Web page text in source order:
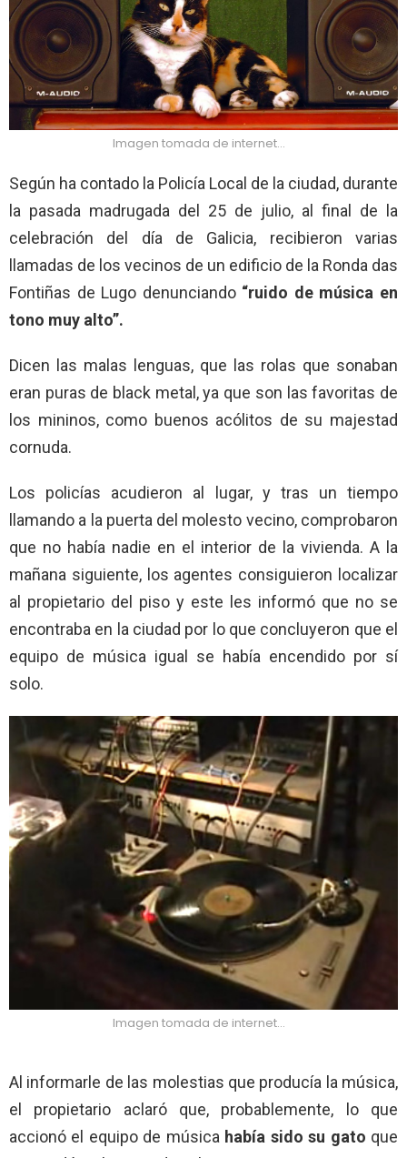
Imagen tomada de internet…
Según ha contado la Policía Local de la ciudad, durante
la pasada madrugada del 25 de julio, al final de la
celebración del día de Galicia, recibieron varias
llamadas de los vecinos de un edificio de la Ronda das
Fontiñas de Lugo denunciando “ruido de música en
tono muy alto”.
Dicen las malas lenguas, que las rolas que sonaban
eran puras de black metal, ya que son las favoritas de
los mininos, como buenos acólitos de su majestad
cornuda.
Los policías acudieron al lugar, y tras un tiempo
llamando a la puerta del molesto vecino, comprobaron
que no había nadie en el interior de la vivienda. A la
mañana siguiente, los agentes consiguieron localizar
al propietario del piso y este les informó que no se
encontraba en la ciudad por lo que concluyeron que el
equipo de música igual se había encendido por sí
solo.
Imagen tomada de internet…
Al informarle de las molestias que producía la música,
el propietario aclaró que, probablemente, lo que
accionó el equipo de música había sido su gato que